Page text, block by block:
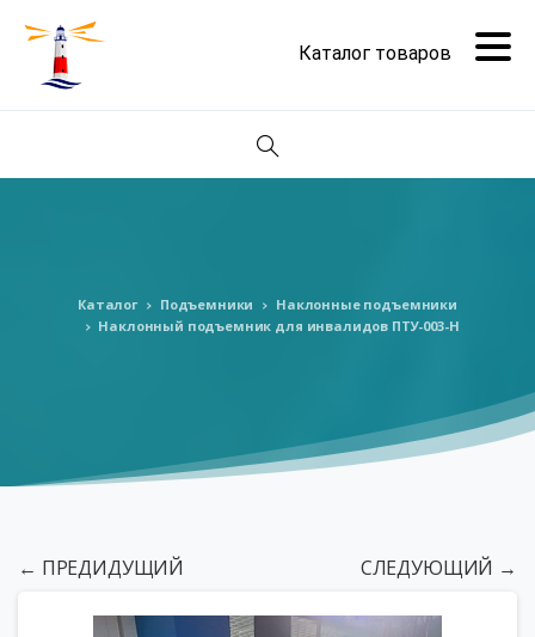
Поиск
Каталог Подъемники
Наклонные подъемники
Наклонный подъемник для инвалидов ПТУ-003-Н
← ПРЕДИДУЩИЙ СЛЕДУЮЩИЙ →